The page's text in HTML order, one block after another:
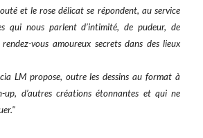
et le rose délicat se répondent, au service
qui nous parlent d’intimité, de pudeur, de
vous amoureux secrets dans des lieux
LM propose, outre les dessins au format à
up, d’autres créations étonnantes et qui ne